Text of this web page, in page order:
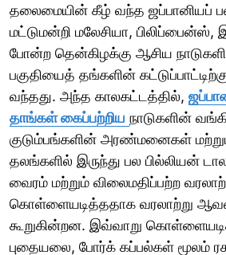
தலைமையின் கீழ் வந்த ஜப்பானியப்
மட்டுமன்றி மலேசியா,
போன்ற தென்கிழக்கு ஆசிய
பகுதியைத் தங்களின்
வந்தது. அந்த காலகட்டத்தில்,
தாங்கள் கைப்பற்றிய நாடுகளின்
குடும்பங்களின் அரண்மனைகள்
தலங்களில் இருந்து பல பில்லியன்
வைரம் மற்றும் விலைமதிப்பற்ற
கொள்ளையடித்ததாக வரலாற்று
கூறுகின்றன. இவ்வாறு
புதையலை, போர்க் கப்பல்கள் மூலம்